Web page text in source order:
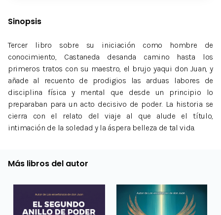
Sinopsis
Tercer libro sobre su iniciación como hombre de
conocimiento, Castaneda desanda camino hasta los
primeros tratos con su maestro, el brujo yaqui don Juan, y
añade al recuento de prodigios las arduas labores de
disciplina física y mental que desde un principio lo
preparaban para un acto decisivo de poder. La historia se
cierra con el relato del viaje al que alude el título,
intimación de la soledad y la áspera belleza de tal vida.
Más libros del autor